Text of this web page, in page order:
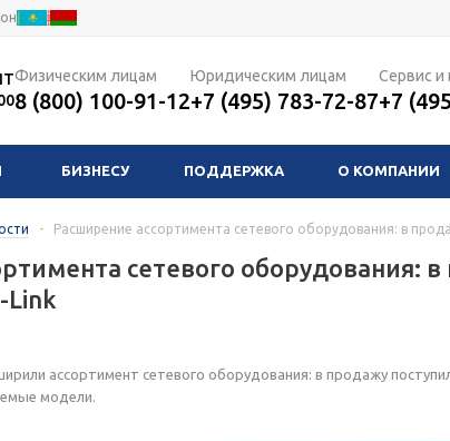
Физическим лицам
8 (800) 100-91-12
Юридическим лицам
+7 (495) 783-72-87
Сервис
+7
БИЗНЕСУ ПОДДЕРЖКА О КОМПАНИИ
- Расширение ассортимента сетевого оборудования: в
сетевого оборудования:
Link
ассортимент сетевого оборудования: в продажу
модели.